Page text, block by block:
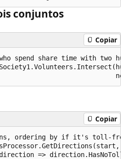
conjuntos
Copiar
spend share time with two
Copiar
ordering by if it's toll-
=>